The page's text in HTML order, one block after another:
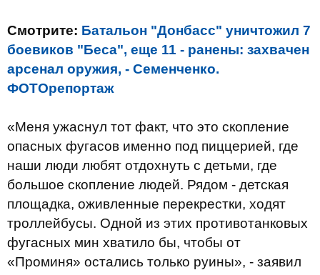
Смотрите: Батальон "Донбасс" уничтожил 7
боевиков "Беса", еще 11 - ранены: захвачен
арсенал оружия, - Семенченко.
ФОТОрепортаж
«Меня ужаснул тот факт, что это скопление
опасных фугасов именно под пиццерией, где
наши люди любят отдохнуть с детьми, где
большое скопление людей. Рядом - детская
площадка, оживленные перекрестки, ходят
троллейбусы. Одной из этих противотанковых
фугасных мин хватило бы, чтобы от
«Проминя» остались только руины», - заявил